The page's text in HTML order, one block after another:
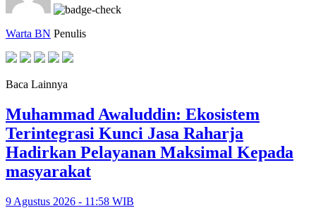
Warta BN Penulis
Baca Lainnya
Muhammad Awaluddin: Ekosistem
Terintegrasi Kunci Jasa Raharja
Hadirkan Pelayanan Maksimal Kepada
masyarakat
9 Agustus 2026 - 11:58 WIB